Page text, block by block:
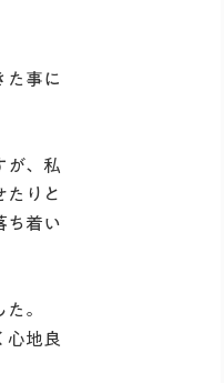
た事に
が、私
たりと
ち着い
。
心地良